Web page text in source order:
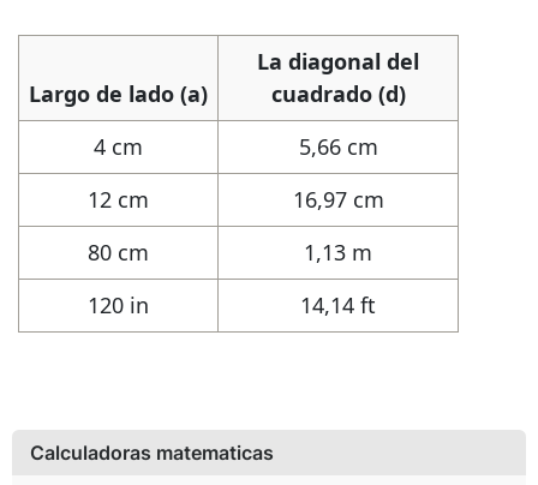
Largo de lado (a)
La diagonal del
cuadrado (d)
4 cm
5,66 cm
12 cm
16,97 cm
80 cm
1,13 m
120 in
14,14 ft
Calculadoras matematicas